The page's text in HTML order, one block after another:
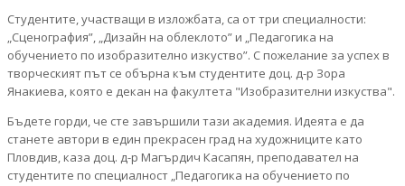
Студентите, участващи в изложбата, са от три специалности:
„Сценография”, „Дизайн на облеклото” и „Педагогика на
обучението по изобразително изкуство”. С пожелание за успех в
творческият път се обърна към студентите доц. д-р Зора
Янакиева, която е декан на факултета "Изобразителни изкуства".
Бъдете горди, че сте завършили тази академия. Идеята е да
станете автори в един прекрасен град на художниците като
Пловдив, каза доц. д-р Магърдич Касапян, преподавател на
студентите по специалност „Педагогика на обучението по